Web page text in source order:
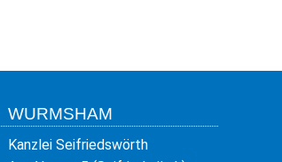
WURMSHAM
Kanzlei Seifriedswörth